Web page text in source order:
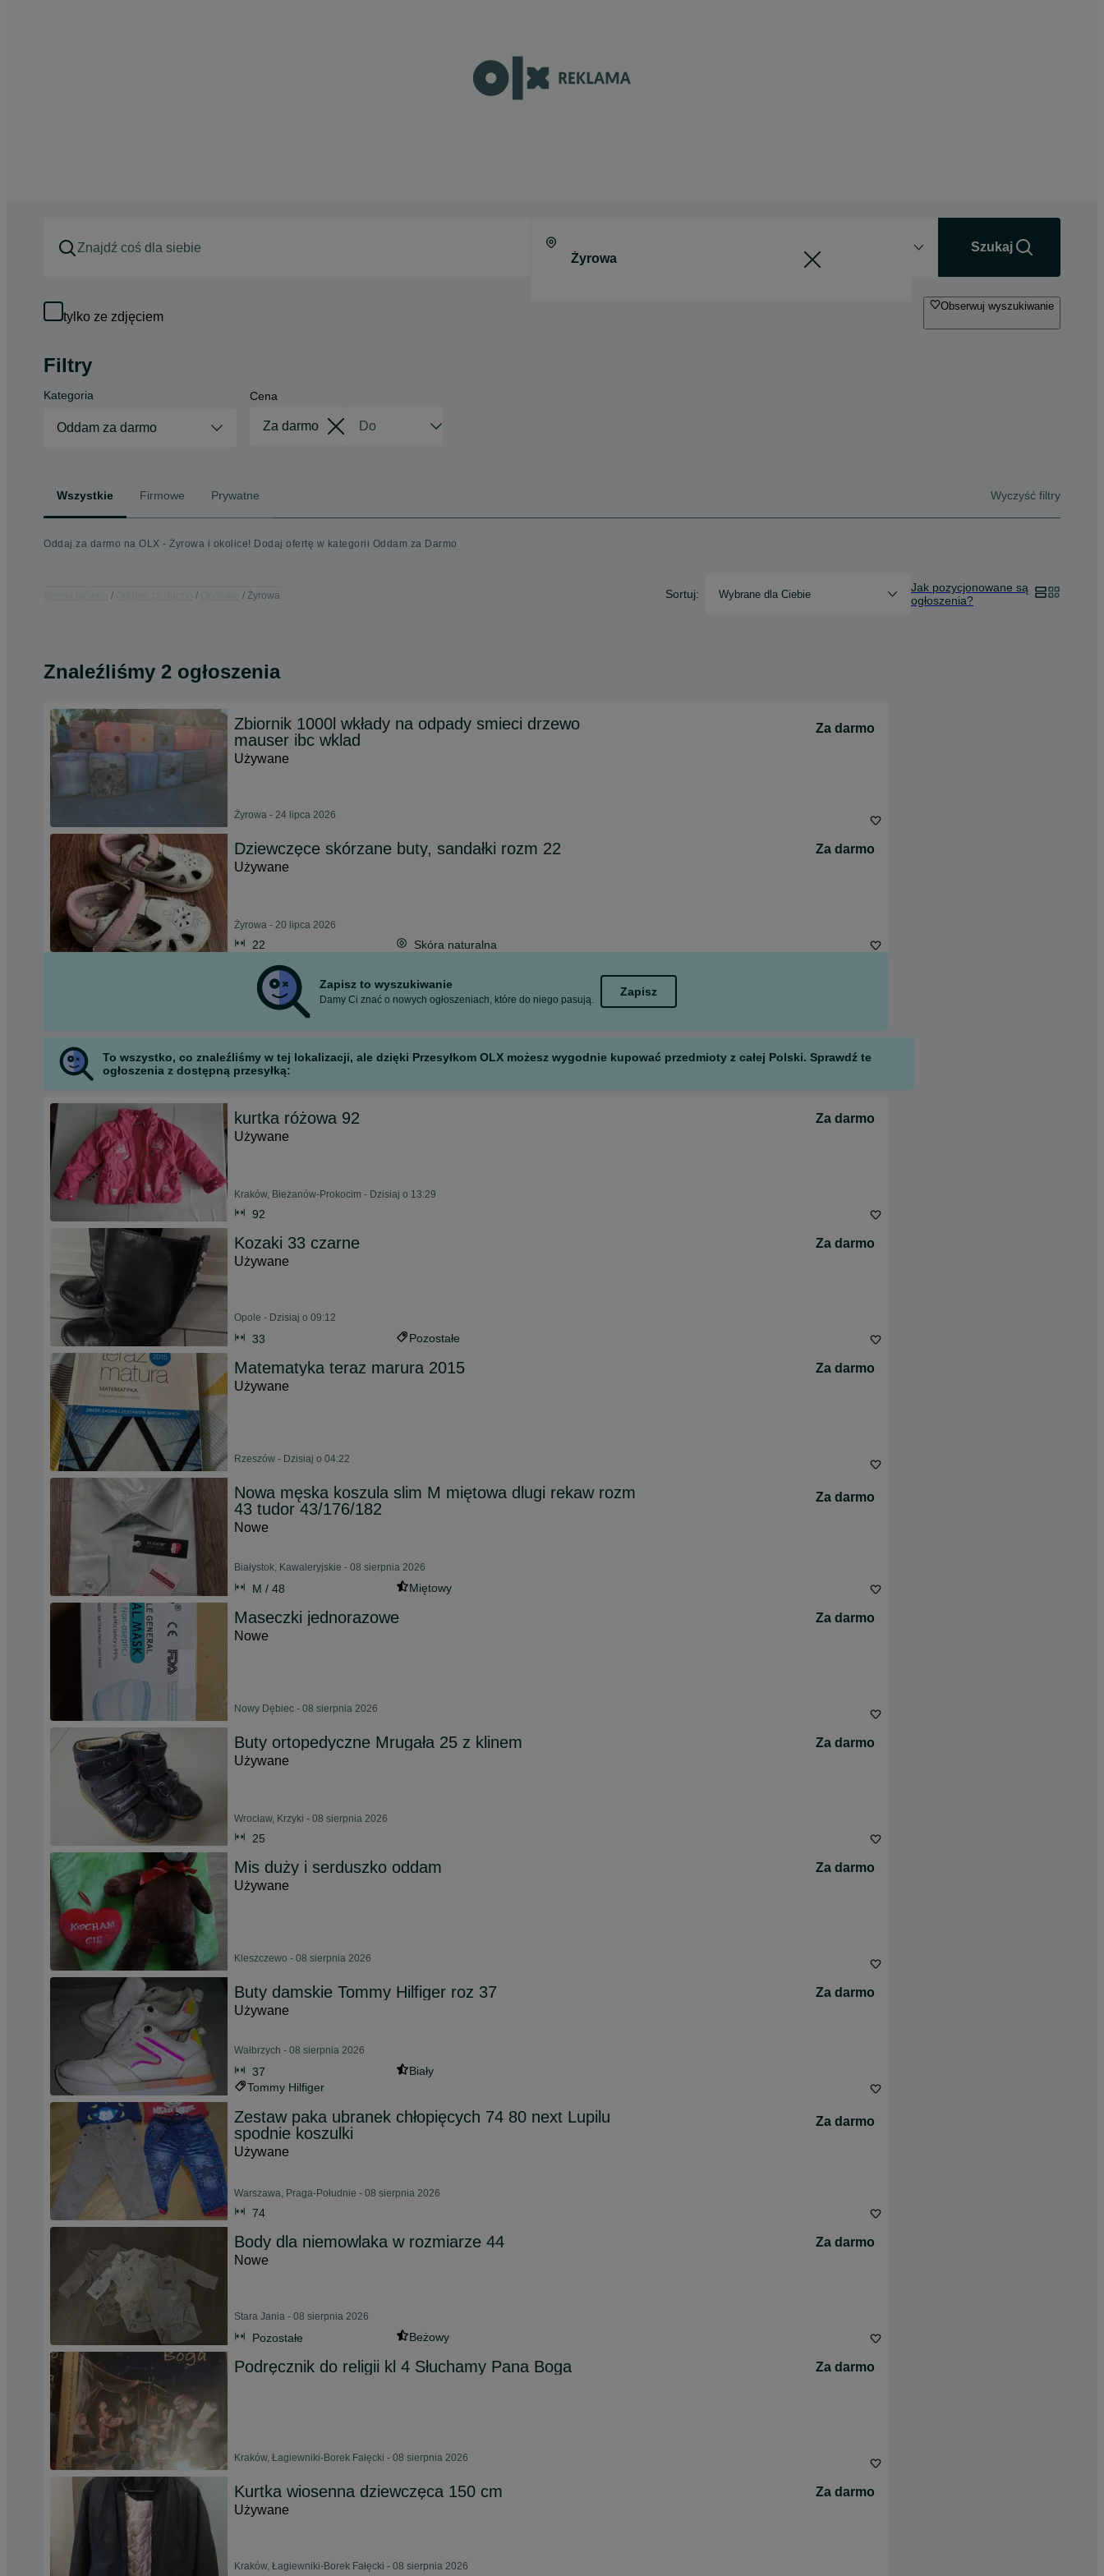
Szukaj
tylko ze zdjęciem
Obserwuj wyszukiwanie
Filtry
Kategoria
Oddam za darmo
Cena
Wszystkie Firmowe Prywatne Wyczyść filtry
Oddaj za darmo na OLX - Żyrowa i okolice! Dodaj ofertę w kategorii Oddam za Darmo
Żyrowa Sortuj: Wybrane dla Ciebie
Jak pozycjonowane są
ogłoszenia?
Znaleźliśmy 2 ogłoszenia
Zbiornik 1000l wkłady na odpady smieci drzewo
mauser ibc wklad
Za darmo
Używane
Żyrowa - 24 lipca 2026
Dziewczęce skórzane buty, sandałki rozm 22
Za darmo
Używane
Żyrowa - 20 lipca 2026
22 Skóra naturalna
Zapisz to wyszukiwanie
Damy Ci znać o nowych ogłoszeniach, które do niego pasują.
Zapisz
To wszystko, co znaleźliśmy w tej lokalizacji, ale dzięki Przesyłkom OLX możesz wygodnie kupować przedmioty z całej Polski. Sprawdź te
ogłoszenia z dostępną przesyłką:
kurtka różowa 92
Za darmo
Używane
Kraków, Bieżanów-Prokocim - Dzisiaj o 13:29
92
Kozaki 33 czarne
Za darmo
Używane
Opole - Dzisiaj o 09:12
33 Pozostałe
Matematyka teraz marura 2015
Za darmo
Używane
Rzeszów - Dzisiaj o 04:22
Nowa męska koszula slim M miętowa dlugi rekaw rozm
43 tudor 43/176/182
Za darmo
Nowe
Białystok, Kawaleryjskie - 08 sierpnia 2026
M / 48 Miętowy
Maseczki jednorazowe
Za darmo
Nowe
Nowy Dębiec - 08 sierpnia 2026
Buty ortopedyczne Mrugała 25 z klinem
Za darmo
Używane
Wrocław, Krzyki - 08 sierpnia 2026
25
Mis duży i serduszko oddam
Za darmo
Używane
Kleszczewo - 08 sierpnia 2026
Buty damskie Tommy Hilfiger roz 37
Za darmo
Używane
Wałbrzych - 08 sierpnia 2026
37
Biały
Tommy Hilfiger
Zestaw paka ubranek chłopięcych 74 80 next Lupilu
spodnie koszulki
Za darmo
Używane
Warszawa, Praga-Południe - 08 sierpnia 2026
74
Body dla niemowlaka w rozmiarze 44
Za darmo
Nowe
Stara Jania - 08 sierpnia 2026
Pozostałe Beżowy
Podręcznik do religii kl 4 Słuchamy Pana Boga Za darmo
Kraków, Łagiewniki-Borek Fałęcki - 08 sierpnia 2026
Kurtka wiosenna dziewczęca 150 cm
Za darmo
Używane
Kraków, Łagiewniki-Borek Fałęcki - 08 sierpnia 2026